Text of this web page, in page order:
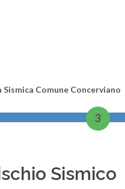
Sismica Comune Concerviano
3
Sismico